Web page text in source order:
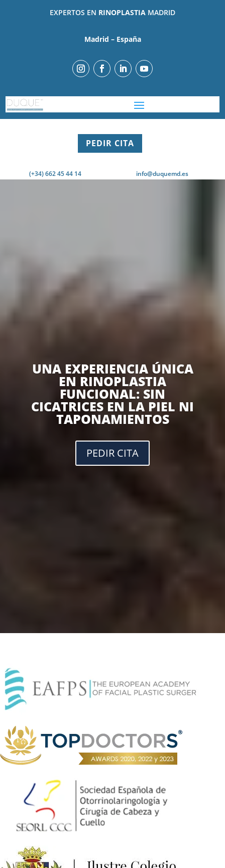
EXPERTOS EN RINOPLASTIA MADRID
Madrid – España
PEDIR CITA
(+34) 662 45 44 14 info@duquemd.es
UNA EXPERIENCIA ÚNICA
EN RINOPLASTIA
FUNCIONAL: SIN
CICATRICES EN LA PIEL NI
TAPONAMIENTOS
PEDIR CITA